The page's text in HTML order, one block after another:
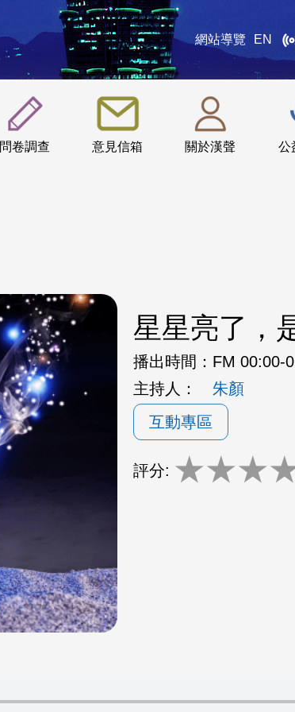
網站導覽 EN
問卷調查 意見信箱 關於漢聲 公
:::
星星亮了，
播出時間： FM 00:00-
主持人：
朱顏
互動專區
評分: ★★★